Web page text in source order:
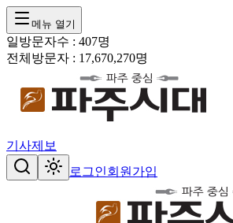
메뉴 열기
일방문자수 : 407명
전체방문자 : 17,670,270명
기사제보
로그인회원가입